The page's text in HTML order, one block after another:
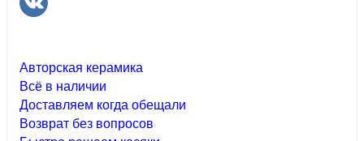
Авторская керамика
Всё в наличии
Доставляем когда обещали
Возврат без вопросов